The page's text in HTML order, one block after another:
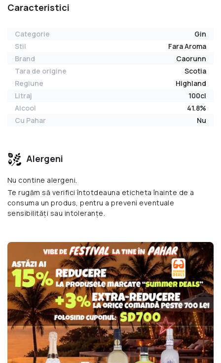
Caracteristici
Categorie
Gin
Stil
Fara Aroma
Brand
Caorunn
Tara de origine
Scotia
Regiune
Highland
Litraj
100cl
Alcool
41.8%
Cu Pahar
Nu
Alergeni
Nu contine alergeni.
Te rugăm să verifici întotdeauna eticheta înainte de a
consuma un produs, pentru a preveni eventuale
sensibilități sau intoleranțe.